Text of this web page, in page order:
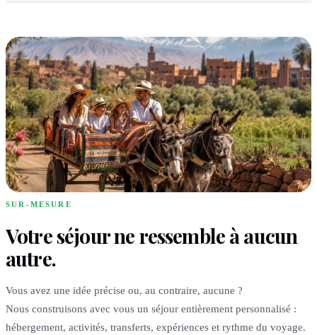
SUR-MESURE
Votre séjour ne ressemble à aucun
autre.
Vous avez une idée précise ou, au contraire, aucune ?
Nous construisons avec vous un séjour entièrement personnalisé :
hébergement, activités, transferts, expériences et rythme du voyage.